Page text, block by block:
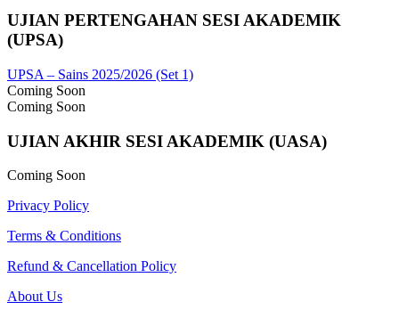
UJIAN PERTENGAHAN SESI AKADEMIK
(UPSA)
UPSA – Sains 2025/2026 (Set 1)
Coming Soon
Coming Soon
UJIAN AKHIR SESI AKADEMIK (UASA)
Coming Soon
Privacy Policy
Terms & Conditions
Refund & Cancellation Policy
About Us